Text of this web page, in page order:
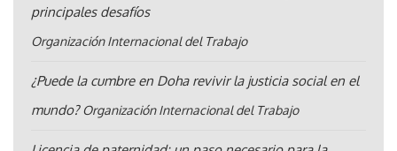
principales desafíos
Organización Internacional del Trabajo
¿Puede la cumbre en Doha revivir la justicia social en el
mundo? Organización Internacional del Trabajo